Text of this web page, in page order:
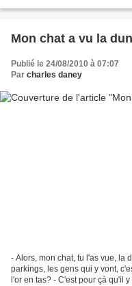
Mon chat a vu la
Publié le 24/08/2010 à 07:07
Par charles daney
- Alors, mon chat, tu l'as vue, la
parkings, les gens qui y vont,
l'or en tas? - C'est pour çà qu'il